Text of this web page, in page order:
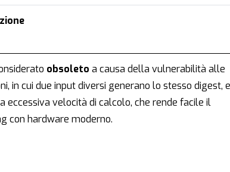
obsoleto a causa della vulnerabilità alle
in cui due input diversi generano lo stesso digest, e
eccessiva velocità di calcolo, che rende facile il
con hardware moderno.